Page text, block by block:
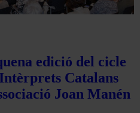
edició del cicle
Catalans
Joan Manén